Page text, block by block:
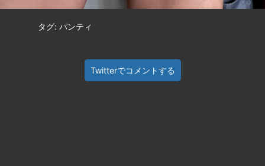
タグ: パンティ
Twitterでコメントする